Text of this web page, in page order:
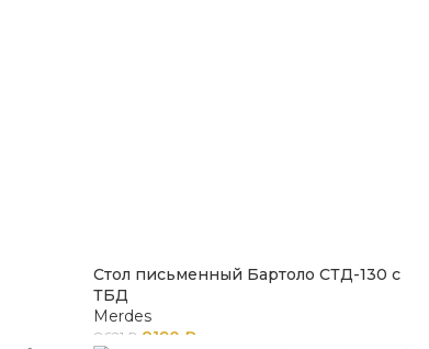
Стол письменный Бартоло СТД-130 с
ТБД
Merdes
8621 ₽ 8190 ₽